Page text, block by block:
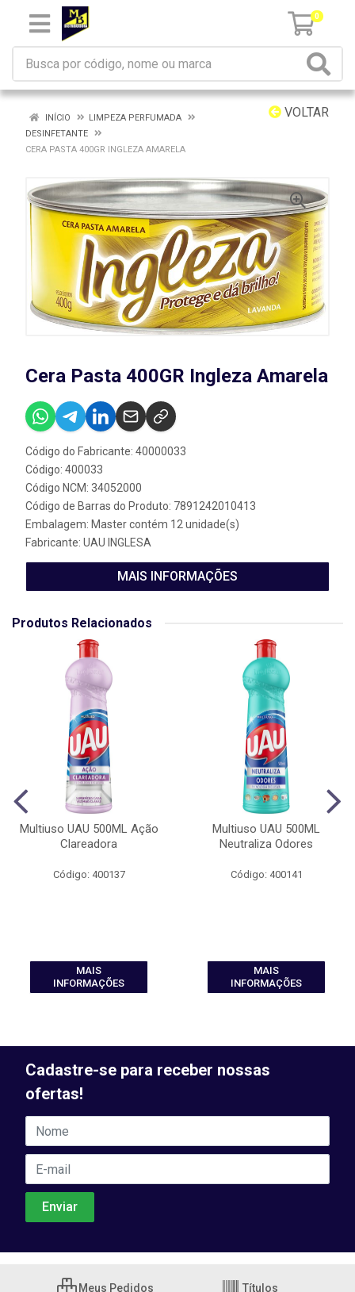
0
VOLTAR
INÍCIO
LIMPEZA PERFUMADA
DESINFETANTE
CERA PASTA 400GR INGLEZA AMARELA
Cera Pasta 400GR Ingleza Amarela
Código do Fabricante: 40000033
Código: 400033
Código NCM: 34052000
Código de Barras do Produto: 7891242010413
Embalagem: Master contém 12 unidade(s)
Fabricante: UAU INGLESA
MAIS INFORMAÇÕES
Produtos Relacionados
Multiuso UAU 500ML Ação
Clareadora
Código: 400137
MAIS
INFORMAÇÕES
Multiuso UAU 500ML
Neutraliza Odores
Código: 400141
MAIS
INFORMAÇÕES
Cadastre-se para receber nossas
ofertas!
Meus Pedidos Títulos